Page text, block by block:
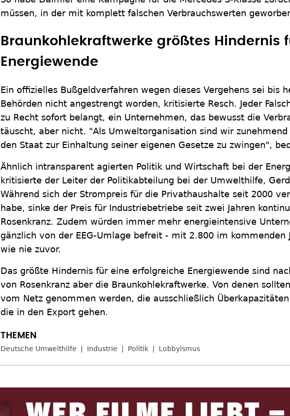
müssen, in der mit komplett falschen Verbrauchswerten
Braunkohlekraftwerke größtes Hindernis
Energiewende
Ein offizielles Bußgeldverfahren wegen dieses Vergehens sei bis
Behörden nicht angestrengt worden, kritisierte Resch. Jeder
zu Recht sofort belangt, ein Unternehmen, das bewusst die
täuscht, aber nicht. "Als Umweltorganisation sind wir zunehmend
den Staat zur Einhaltung seiner eigenen Gesetze zu zwingen",
Ähnlich intransparent agierten Politik und Wirtschaft bei der
kritisierte der Leiter der Politikabteilung bei der Umwelthilfe, Gerd
Während sich der Strompreis für die Privathaushalte seit 2000
habe, sinke der Preis für Industriebetriebe seit zwei Jahren
Rosenkranz. Zudem würden immer mehr energieintensive
gänzlich von der EEG-Umlage befreit - mit 2.800 im kommenden
wie nie zuvor.
Das größte Hindernis für eine erfolgreiche Energiewende sind
von Rosenkranz aber die Braunkohlekraftwerke. Von denen
vom Netz genommen werden, die ausschließlich
die in den Export gehen.
Deutsche Umwelthilfe Industrie Politik Lobbyismus